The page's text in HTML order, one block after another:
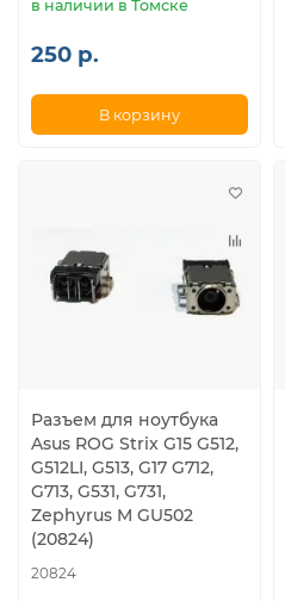
в наличии в Томске
250 р.
В корзину
Разъем для ноутбука
Asus ROG Strix G15 G512,
G512LI, G513, G17 G712,
G713, G531, G731,
Zephyrus M GU502
(20824)
20824